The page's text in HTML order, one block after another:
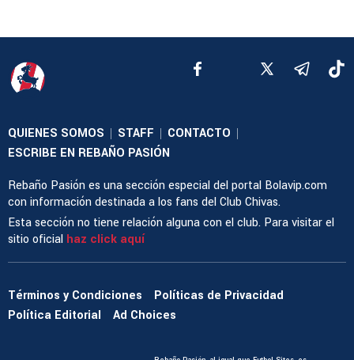
QUIENES SOMOS | STAFF | CONTACTO |
ESCRIBE EN REBAÑO PASIÓN
Rebaño Pasión es una sección especial del portal Bolavip.com
con información destinada a los fans del Club Chivas.
Esta sección no tiene relación alguna con el club. Para visitar el
sitio oficial haz click aquí
Términos y Condiciones
Políticas de Privacidad
Política Editorial
Ad Choices